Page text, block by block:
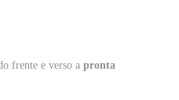
frente e verso a pronta